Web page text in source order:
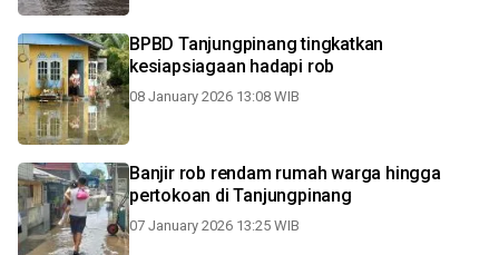
BPBD Tanjungpinang tingkatkan
kesiapsiagaan hadapi rob
08 January 2026 13:08 WIB
Banjir rob rendam rumah warga hingga
pertokoan di Tanjungpinang
07 January 2026 13:25 WIB